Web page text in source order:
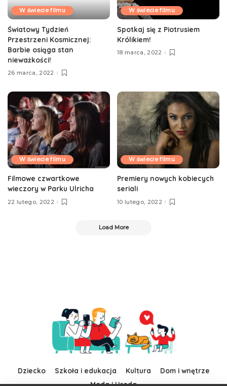
W świecie filmu
Światowy Tydzień
Przestrzeni Kosmicznej:
Barbie osiąga stan
nieważkości!
26 marca, 2022
W świecie filmu
Spotkaj się z Piotrusiem
Królikiem!
18 marca, 2022
W świecie filmu
Filmowe czwartkowe
wieczory w Parku Ulricha
22 lutego, 2022
W świecie filmu
Premiery nowych kobiecych
seriali
10 lutego, 2022
Load More
Dziecko Szkoła i edukacja Kultura
Dom i wnętrze
Moda i Uroda